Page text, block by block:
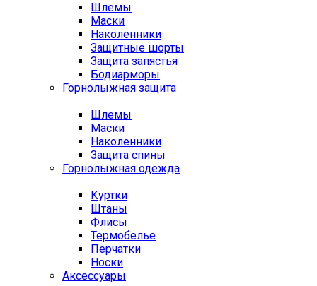
Шлемы
Маски
Наколенники
Защитные шорты
Защита запястья
Бодиарморы
Горнолыжная защита
Шлемы
Маски
Наколенники
Защита спины
Горнолыжная одежда
Куртки
Штаны
Флисы
Термобелье
Перчатки
Носки
Аксессуары